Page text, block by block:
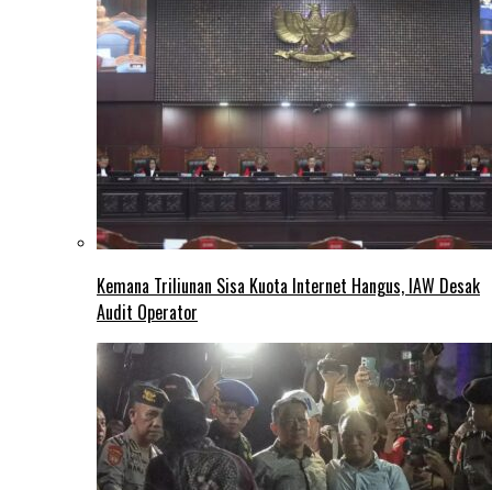
Kemana Triliunan Sisa Kuota Internet Hangus, IAW Desak
Audit Operator